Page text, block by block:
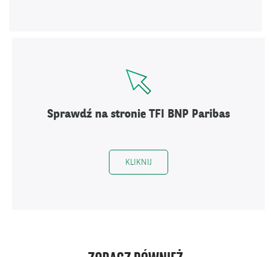
Sprawdź na stronie TFI BNP Paribas
KLIKNIJ